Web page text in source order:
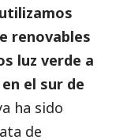
renovables
luz verde a
el sur de
ha sido
de